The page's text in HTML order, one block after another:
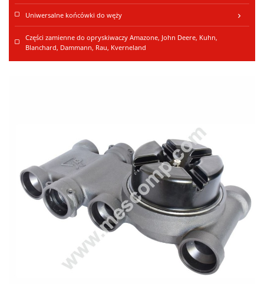
Uniwersalne końcówki do węży keyboard_arrow_right
Części zamienne do opryskiwaczy Amazone, John Deere, Kuhn,
Blanchard, Dammann, Rau, Kverneland